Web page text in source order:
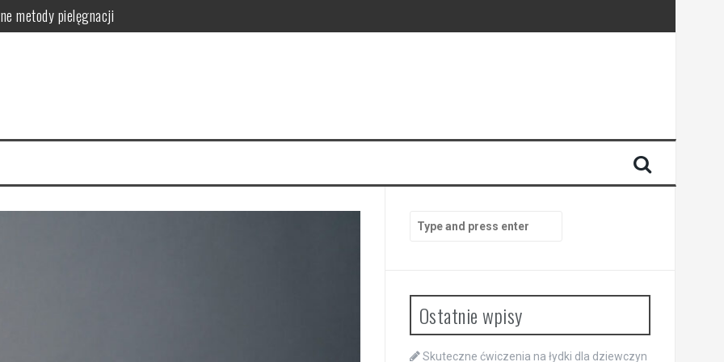
metody pielęgnacji
Podstawowe zasady
organizmu
i przepisy DIY
– smukłe nogi w 4 tygodnie
for:
Ostatnie wpisy
Skuteczne ćwiczenia na łydki dla dziewczyn